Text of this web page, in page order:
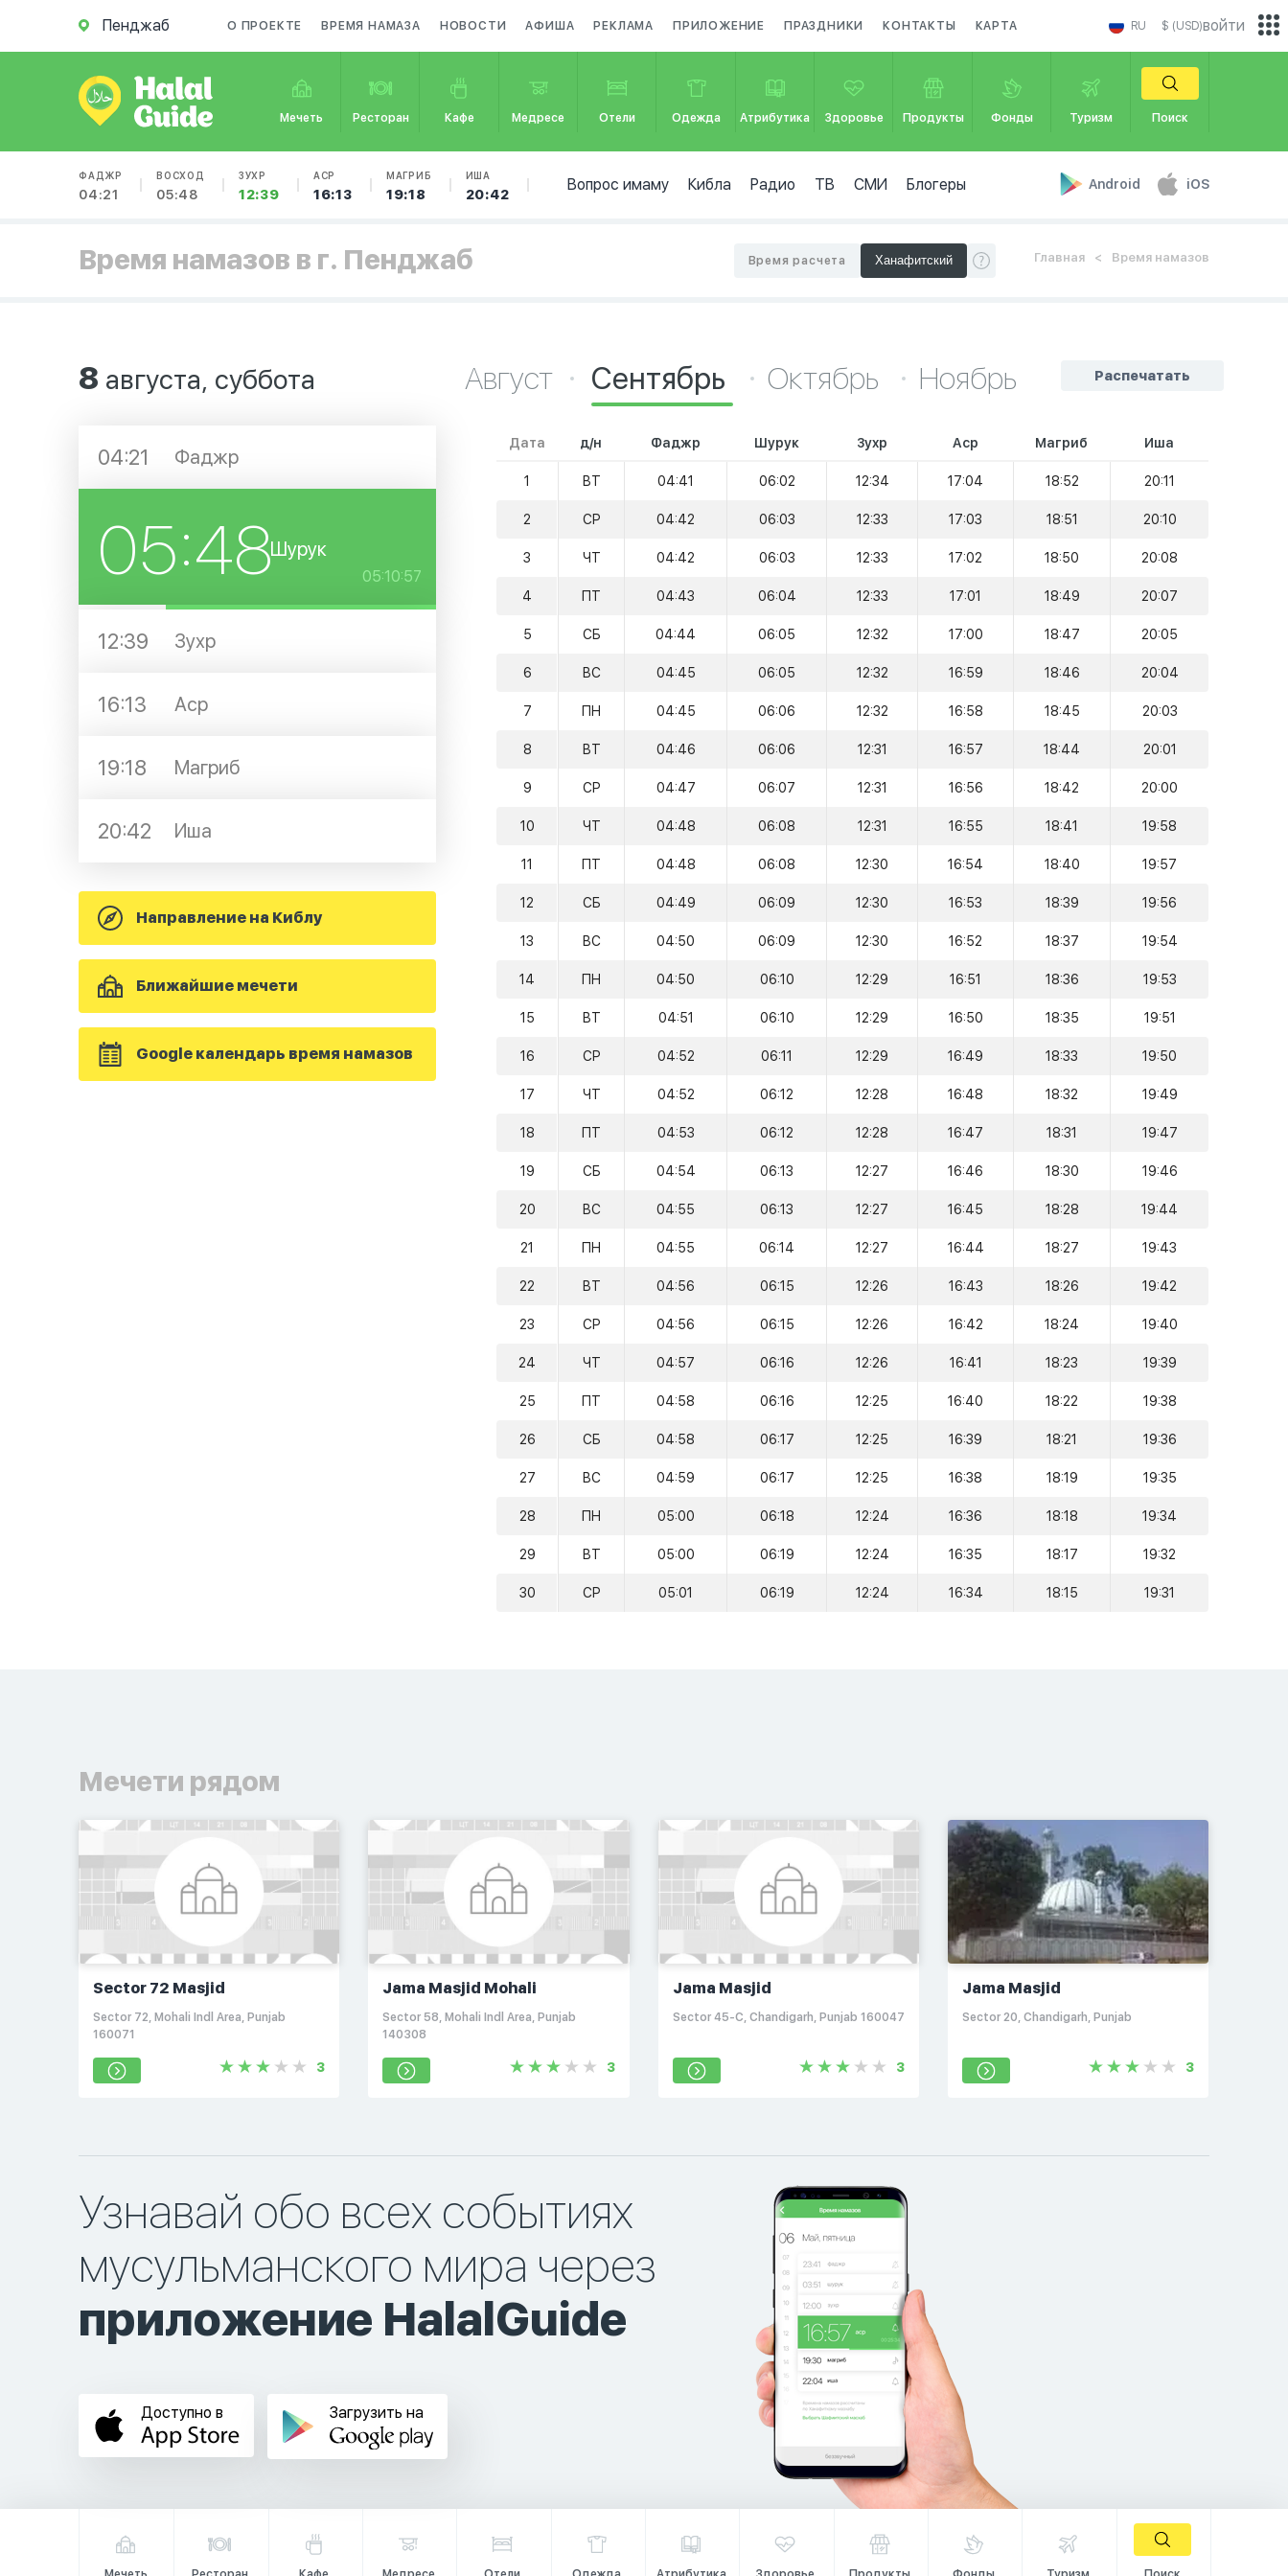
Пенджаб О ПРОЕКТЕ ВРЕМЯ НАМАЗА НОВОСТИ АФИША РЕКЛАМА ПРИЛОЖЕНИЕ ПРАЗДНИКИ КОНТАКТЫ КАРТА RU $ (USD)
Мечеть Ресторан Кафе Медресе Отели Одежда Атрибутика Здоровье Продукты Фонды Туризм Поиск
ФАДЖР
04:21
ВОСХОД
05:48
ЗУХР
12:39
АСР
16:13
МАГРИБ
19:18
ИША
20:42
Вопрос имаму Кибла Радио ТВ СМИ Блогеры Android iOS
войти
Время намазов в г. Пенджаб Главная Время намазов
Время расчета
8 августа, суббота
04:21 Фаджр
05:48Шурук
05:10:57
12:39 Зухр
16:13 Аср
19:18 Магриб
20:42 Иша
Направление на Киблу
Ближайшие мечети
Google календарь время намазов
Распечатать
Август Сентябрь Октябрь Ноябрь
Дата д/н Фаджр Шурук Зухр Аср Магриб Иша
1 ВТ 04:41 06:02 12:34 17:04 18:52 20:11
2 СР 04:42 06:03 12:33 17:03 18:51 20:10
3 ЧТ 04:42 06:03 12:33 17:02 18:50 20:08
4 ПТ 04:43 06:04 12:33 17:01 18:49 20:07
5 СБ 04:44 06:05 12:32 17:00 18:47 20:05
6 ВС 04:45 06:05 12:32 16:59 18:46 20:04
7 ПН 04:45 06:06 12:32 16:58 18:45 20:03
8 ВТ 04:46 06:06 12:31 16:57 18:44 20:01
9 СР 04:47 06:07 12:31 16:56 18:42 20:00
10 ЧТ 04:48 06:08 12:31 16:55 18:41 19:58
11 ПТ 04:48 06:08 12:30 16:54 18:40 19:57
12 СБ 04:49 06:09 12:30 16:53 18:39 19:56
13 ВС 04:50 06:09 12:30 16:52 18:37 19:54
14 ПН 04:50 06:10 12:29 16:51 18:36 19:53
15 ВТ 04:51 06:10 12:29 16:50 18:35 19:51
16 СР 04:52 06:11 12:29 16:49 18:33 19:50
17 ЧТ 04:52 06:12 12:28 16:48 18:32 19:49
18 ПТ 04:53 06:12 12:28 16:47 18:31 19:47
19 СБ 04:54 06:13 12:27 16:46 18:30 19:46
20 ВС 04:55 06:13 12:27 16:45 18:28 19:44
21 ПН 04:55 06:14 12:27 16:44 18:27 19:43
22 ВТ 04:56 06:15 12:26 16:43 18:26 19:42
23 СР 04:56 06:15 12:26 16:42 18:24 19:40
24 ЧТ 04:57 06:16 12:26 16:41 18:23 19:39
25 ПТ 04:58 06:16 12:25 16:40 18:22 19:38
26 СБ 04:58 06:17 12:25 16:39 18:21 19:36
27 ВС 04:59 06:17 12:25 16:38 18:19 19:35
28 ПН 05:00 06:18 12:24 16:36 18:18 19:34
29 ВТ 05:00 06:19 12:24 16:35 18:17 19:32
30 СР 05:01 06:19 12:24 16:34 18:15 19:31
Мечети рядом
Sector 72 Masjid
Sector 72, Mohali Indl Area, Punjab
160071
3
Jama Masjid Mohali
Sector 58, Mohali Indl Area, Punjab
140308
3
Jama Masjid
Sector 45-C, Chandigarh, Punjab 160047
3
Jama Masjid
Sector 20, Chandigarh, Punjab
3
Узнавай обо всех событиях
мусульманского мира через
приложение HalalGuide
Доступно в Загрузить на